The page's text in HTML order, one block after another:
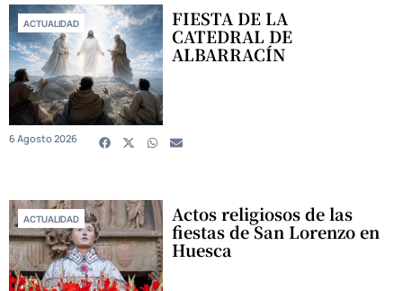
ACTUALIDAD FIESTA DE LA
CATEDRAL DE
ALBARRACÍN
6 Agosto 2026
ACTUALIDAD Actos religiosos de las
fiestas de San Lorenzo en
Huesca